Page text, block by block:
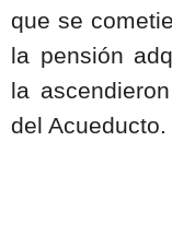
que se
la pensión
la
del Acueducto.